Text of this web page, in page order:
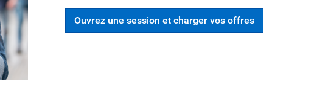
Ouvrez une session et charger vos offres